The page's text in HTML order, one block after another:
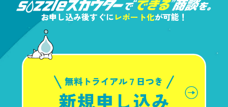
お申し込み後すぐにレポート化が可能！